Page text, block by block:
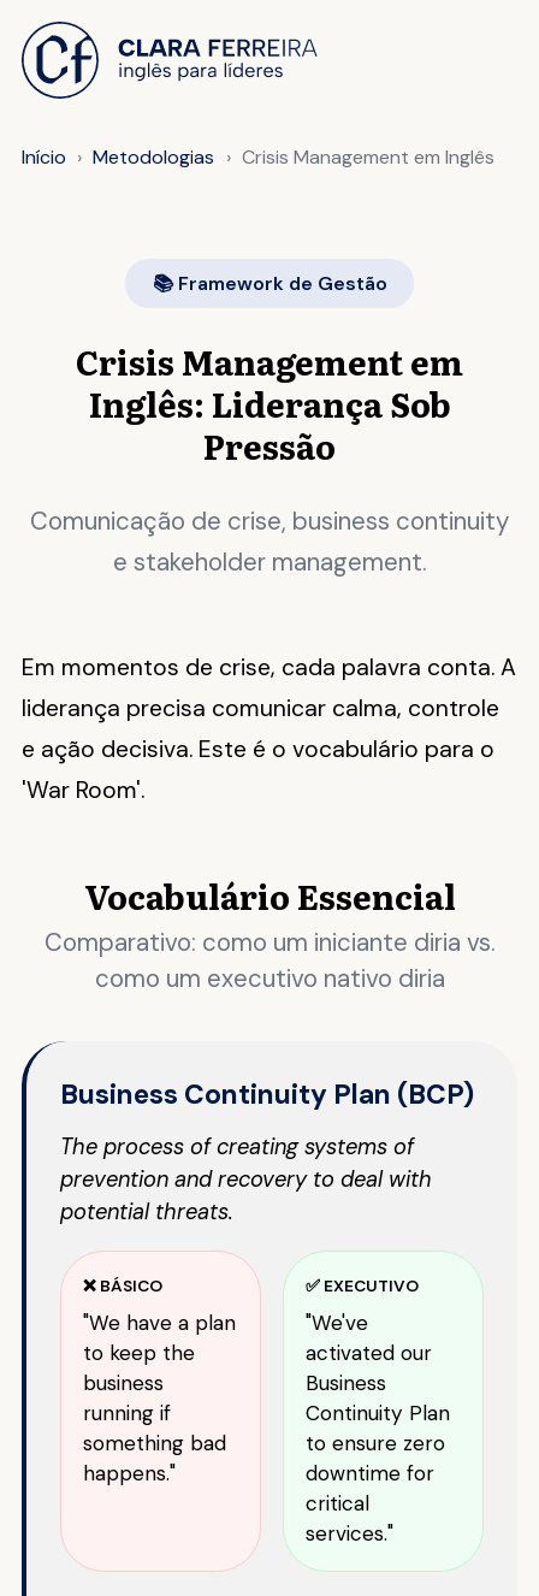
Início Metodologias Crisis Management em Inglês
📚 Framework de Gestão
Crisis Management em
Inglês: Liderança Sob
Pressão
Comunicação de crise, business continuity
e stakeholder management.
Em momentos de crise, cada palavra conta. A
liderança precisa comunicar calma, controle
e ação decisiva. Este é o vocabulário para o
'War Room'.
Vocabulário Essencial
Comparativo: como um iniciante diria vs.
como um executivo nativo diria
Business Continuity Plan (BCP)
The process of creating systems of
prevention and recovery to deal with
potential threats.
❌ BÁSICO
"We have a plan
to keep the
business
running if
something bad
happens."
✅ EXECUTIVO
"We've
activated our
Business
Continuity Plan
to ensure zero
downtime for
critical
services."